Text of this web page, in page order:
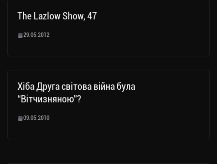
The Lazlow Show, 47
29.05.2012
Хіба Друга світова війна була
“Вітчизняною”?
09.05.2010